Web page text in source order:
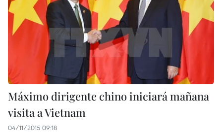
Máximo dirigente chino iniciará mañana
visita a Vietnam
04/11/2015 09:18